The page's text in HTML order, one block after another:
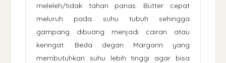
meleleh/tidak tahan panas. Butter cepat
meluruh pada suhu tubuh sehingga
gampang dibuang menjadi cairan atau
keringat. Beda degan Margarin yang
membutuhkan suhu lebih tinggi agar bisa